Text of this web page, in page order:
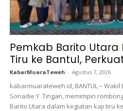
Pemkab Barito Utara
Tiru ke Bantul,
KabarMuaraTeweh - Agustus 7, 2026
kabarmuarateweh.id, BANTUL –
Sonadie Y. Tingan, memimpin
Barito Utara dalam kegiatan kaji tiru